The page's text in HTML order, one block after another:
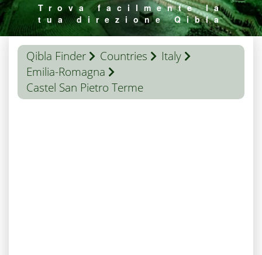
Trova facilmente la
tua direzione Qibla
Qibla Finder Countries
Italy
Emilia-Romagna
Castel San Pietro Terme